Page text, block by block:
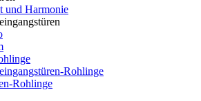
und Harmonie
Rohlinge
Rohlinge